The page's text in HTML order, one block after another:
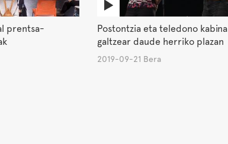
prentsa-
Postontzia eta teledono kabina
galtzear daude herriko plazan
2019-09-21 Bera